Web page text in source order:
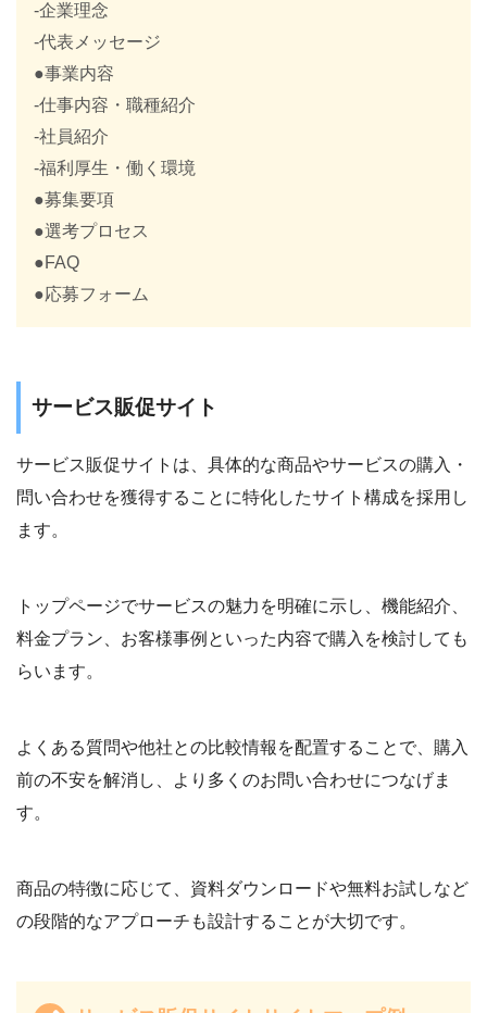
-企業理念
-代表メッセージ
●事業内容
-仕事内容・職種紹介
-社員紹介
-福利厚生・働く環境
●募集要項
●選考プロセス
●FAQ
●応募フォーム
サービス販促サイト
サービス販促サイトは、具体的な商品やサービスの購入・
問い合わせを獲得することに特化したサイト構成を採用し
ます。
トップページでサービスの魅力を明確に示し、機能紹介、
料金プラン、お客様事例といった内容で購入を検討しても
らいます。
よくある質問や他社との比較情報を配置することで、購入
前の不安を解消し、より多くのお問い合わせにつなげま
す。
商品の特徴に応じて、資料ダウンロードや無料お試しなど
の段階的なアプローチも設計することが大切です。